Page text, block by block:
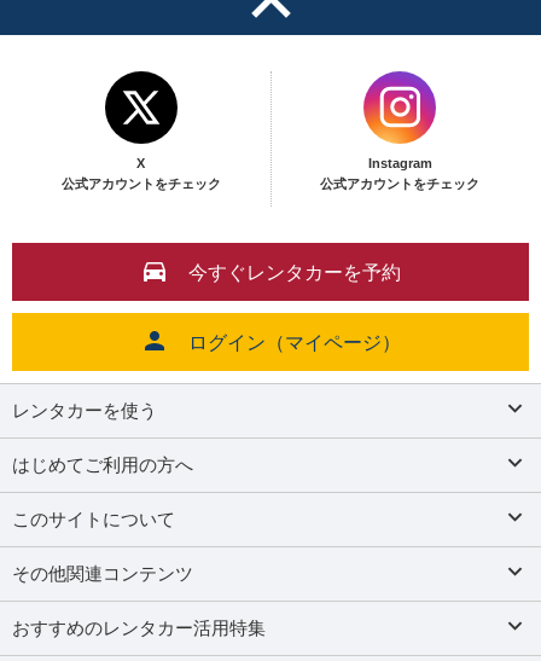
X
公式アカウントをチェック
Instagram
公式アカウントをチェック
今すぐレンタカーを予約
ログイン（マイページ）
レンタカーを使う
はじめてご利用の方へ
このサイトについて
その他関連コンテンツ
おすすめのレンタカー活用特集